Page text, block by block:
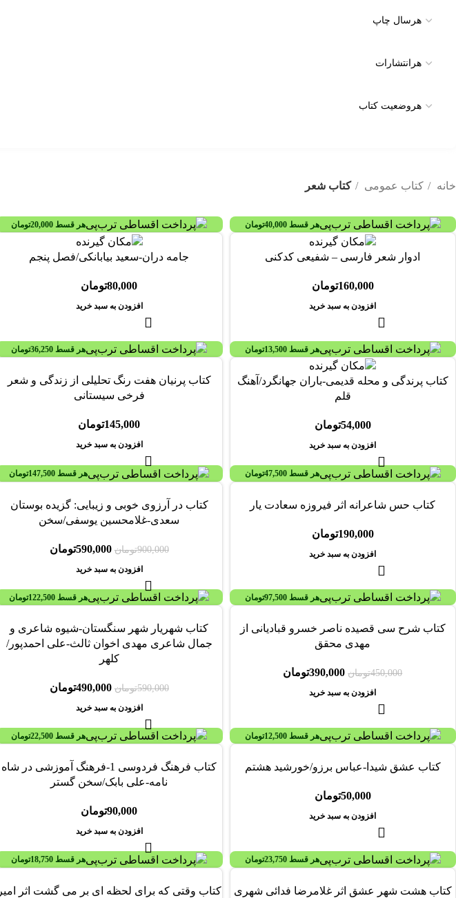
خانه کتاب عمومی کتاب شعر
هر قسط40,000تومان
ادوار شعر فارسی – شفیعی کدکنی
160,000تومان
افزودن به سبد خرید
هر قسط 20,000تومان
جامه دران-سعید بیابانکی/فصل پنجم
80,000تومان
افزودن به سبد خرید
هر قسط13,500تومان
کتاب پرندگی و محله قدیمی-باران جهانگرد/آهنگ
قلم
54,000تومان
افزودن به سبد خرید
هر قسط 36,250تومان
کتاب پرنیان هفت رنگ تحلیلی از زندگی و شعر
فرخی سیستانی
145,000تومان
افزودن به سبد خرید
هر قسط47,500تومان
کتاب حس شاعرانه اثر فیروزه سعادت یار
190,000تومان
افزودن به سبد خرید
هر قسط 147,500تومان
کتاب در آرزوی خوبی و زیبایی: گزیده بوستان
سعدی-غلامحسین یوسفی/سخن
900,000تومان 590,000تومان
افزودن به سبد خرید
هر قسط97,500تومان
کتاب شرح سی قصیده ناصر خسرو قبادیانی از
مهدی محقق
450,000تومان 390,000تومان
افزودن به سبد خرید
هر قسط 122,500تومان
کتاب شهریار شهر سنگستان-شیوه شاعری و
جمال شاعری مهدی اخوان ثالث-علی احمدپور/
کلهر
590,000تومان 490,000تومان
افزودن به سبد خرید
هر قسط12,500تومان
کتاب عشق شیدا-عباس برزو/خورشید هشتم
50,000تومان
افزودن به سبد خرید
هر قسط 22,500تومان
کتاب فرهنگ فردوسی 1-فرهنگ آموزشی در شاه
نامه-علی بابک/سخن گستر
90,000تومان
افزودن به سبد خرید
هر قسط23,750تومان
کتاب هشت شهر عشق اثر غلامرضا فدائی شهری
هر قسط 18,750تومان
کتاب وقتی که برای لحظه ای بر می گشت اثر امیر